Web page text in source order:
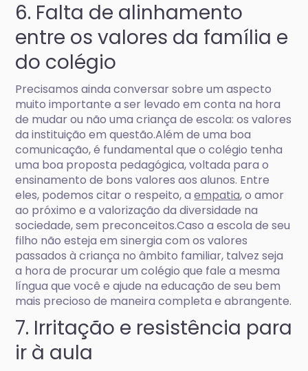
6. Falta de alinhamento
entre os valores da família e
do colégio
Precisamos ainda conversar sobre um aspecto
muito importante a ser levado em conta na hora
de mudar ou não uma criança de escola: os valores
da instituição em questão.Além de uma boa
comunicação, é fundamental que o colégio tenha
uma boa proposta pedagógica, voltada para o
ensinamento de bons valores aos alunos. Entre
eles, podemos citar o respeito, aempatia, o amor
ao próximo e a valorização da diversidade na
sociedade, sem preconceitos.Caso a escola de seu
filho não esteja em sinergia com os valores
passados à criança no âmbito familiar, talvez seja
a hora de procurar um colégio que fale a mesma
língua que você e ajude na educação de seu bem
mais precioso de maneira completa e abrangente.
7. Irritação e resistência para
ir à aula